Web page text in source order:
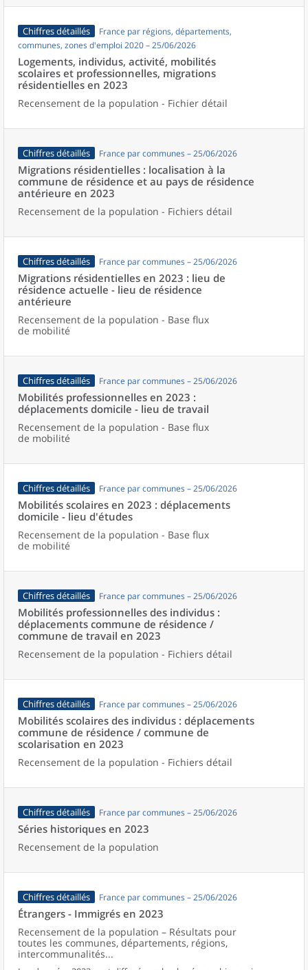
Chiffres détaillés
France par régions, départements,
communes, zones d'emploi 2020 – 25/06/2026
Logements, individus, activité, mobilités
scolaires et professionnelles, migrations
résidentielles en 2023
Recensement de la population - Fichier détail
Chiffres détaillés France par communes – 25/06/2026
Migrations résidentielles : localisation à la
commune de résidence et au pays de résidence
antérieure en 2023
Recensement de la population - Fichiers détail
Chiffres détaillés France par communes – 25/06/2026
Migrations résidentielles en 2023 : lieu de
résidence actuelle - lieu de résidence
antérieure
Recensement de la population - Base flux
de mobilité
Chiffres détaillés France par communes – 25/06/2026
Mobilités professionnelles en 2023 :
déplacements domicile - lieu de travail
Recensement de la population - Base flux
de mobilité
Chiffres détaillés France par communes – 25/06/2026
Mobilités scolaires en 2023 : déplacements
domicile - lieu d'études
Recensement de la population - Base flux
de mobilité
Chiffres détaillés France par communes – 25/06/2026
Mobilités professionnelles des individus :
déplacements commune de résidence /
commune de travail en 2023
Recensement de la population - Fichiers détail
Chiffres détaillés France par communes – 25/06/2026
Mobilités scolaires des individus : déplacements
commune de résidence / commune de
scolarisation en 2023
Recensement de la population - Fichiers détail
Chiffres détaillés France par communes – 25/06/2026
Séries historiques en 2023
Recensement de la population
Chiffres détaillés France par communes – 25/06/2026
Étrangers - Immigrés en 2023
Recensement de la population – Résultats pour
toutes les communes, départements, régions,
intercommunalités...